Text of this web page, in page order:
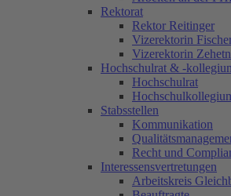
Rektorat
Rektor Reitinger
Vizerektorin
Vizerektorin
Hochschulrat & -
Hochschulrat
Stabsstellen
Kommunikation
Recht und
Interessensvertretungen
Arbeitskreis